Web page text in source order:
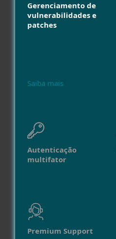
Gerenciamento de
vulnerabilidades e
patches
Saiba mais
Autenticação
multifator
Premium Support